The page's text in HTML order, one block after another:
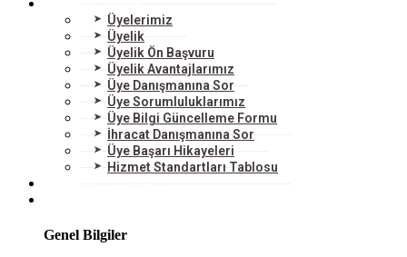
Üyelerimiz
Üyelik
Üyelik Ön Başvuru
Üyelik Avantajlarımız
Üye Danışmanına Sor
Üye Sorumluluklarımız
Üye Bilgi Güncelleme Formu
İhracat Danışmanına Sor
Üye Başarı Hikayeleri
Hizmet Standartları Tablosu
Genel Bilgiler